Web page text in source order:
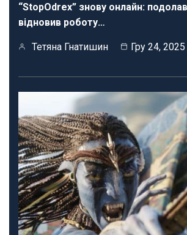
“StopOdrex” знову онлайн:
відновив роботу…
Тетяна Гнатишин Гру 24, 2025